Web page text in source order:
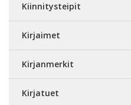
Kiinnitysteipit
Kirjaimet
Kirjanmerkit
Kirjatuet